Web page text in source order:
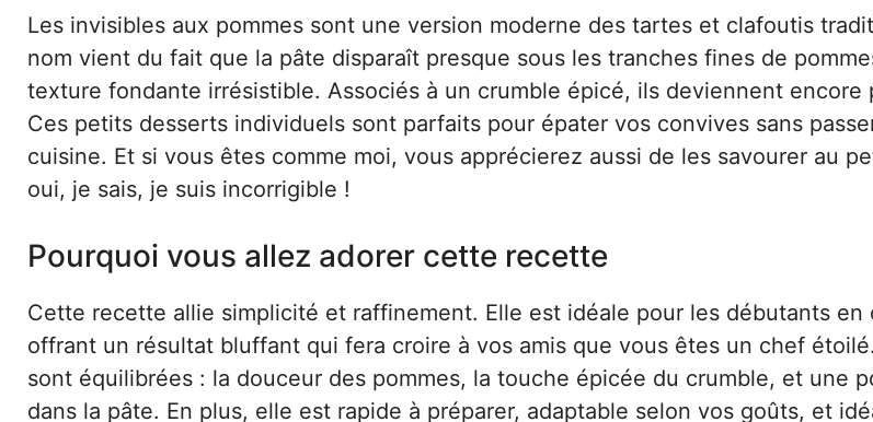
Les invisibles aux pommes sont une version moderne des tartes et clafoutis
nom vient du fait que la pâte disparaît presque sous les tranches fines de
texture fondante irrésistible. Associés à un crumble épicé, ils deviennent encore
Ces petits desserts individuels sont parfaits pour épater vos convives sans
cuisine. Et si vous êtes comme moi, vous apprécierez aussi de les savourer au
oui, je sais, je suis incorrigible !
Pourquoi vous allez adorer cette recette
Cette recette allie simplicité et raffinement. Elle est idéale pour les débutants en
offrant un résultat bluffant qui fera croire à vos amis que vous êtes un chef
sont équilibrées : la douceur des pommes, la touche épicée du crumble, et une
dans la pâte. En plus, elle est rapide à préparer, adaptable selon vos goûts, et